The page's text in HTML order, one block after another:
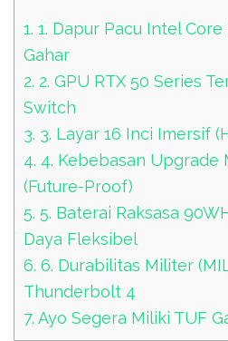
1. 1. Dapur Pacu Intel
Gahar
2. 2. GPU RTX 50 Series
Switch
3. 3. Layar 16 Inci Imersif
4. 4. Kebebasan Upgrade
(Future-Proof)
5. 5. Baterai Raksasa
Daya Fleksibel
6. 6. Durabilitas Militer
Thunderbolt 4
7. Ayo Segera Miliki TUF